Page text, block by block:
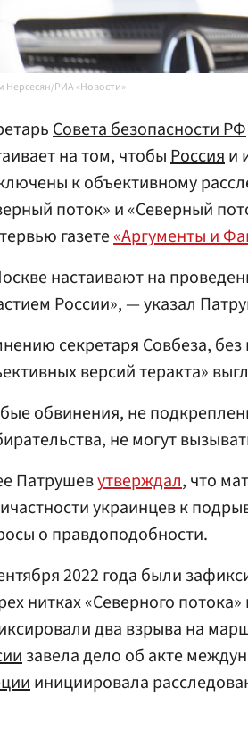
Нерсесян/РИА «Новости»
Совета безопасности РФ
на том, чтобыРоссияи
к объективному
поток» и «Северный
газете«Аргументы и
настаивают на
России», — указал
секретаря Совбеза,
версий теракта»
обвинения, не
не могут
Патрушевутверждал, что
украинцев к
о правдоподобности.
2022 года были
нитках «Северного
два взрыва на
завела дело об акте
инициировала